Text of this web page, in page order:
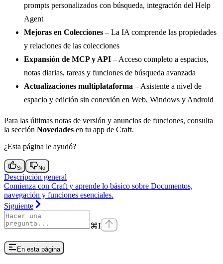
prompts personalizados con búsqueda, integración del Help
Agent
Mejoras en Colecciones – La IA comprende las propiedades
y relaciones de las colecciones
Expansión de MCP y API – Acceso completo a espacios,
notas diarias, tareas y funciones de búsqueda avanzada
Actualizaciones multiplataforma – Asistente a nivel de
espacio y edición sin conexión en Web, Windows y Android
Para las últimas notas de versión y anuncios de funciones, consulta
la sección Novedades en tu app de Craft.
¿Esta página le ayudó?
Si No
Descripción general
Comienza con Craft y aprende lo básico sobre Documentos,
navegación y funciones esenciales.
Siguiente
⌘I
En esta página